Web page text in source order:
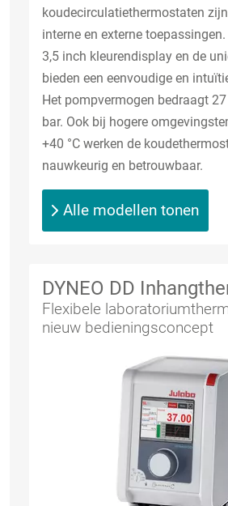
koudecirculatiethermostaten
interne en externe
3,5 inch kleurendisplay en de
bieden een eenvoudige en
Het pompvermogen bedraagt
bar. Ook bij hogere
+40 °C werken de
nauwkeurig en betrouwbaar.
Alle modellen tonen
DYNEO DD
Flexibele
nieuw bedieningsconcept